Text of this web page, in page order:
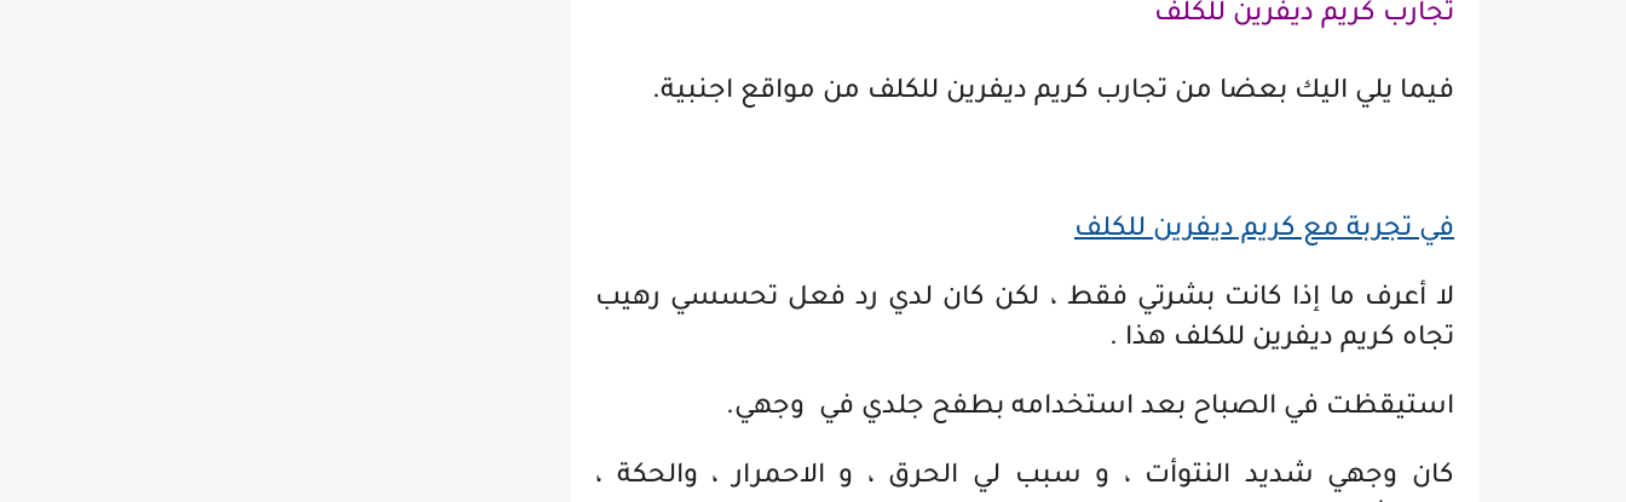
تجارب كريم ديفرين للكلف
فيما يلي اليك بعضا من تجارب كريم ديفرين للكلف من مواقع اجنبية.
في تجربة مع كريم ديفرين للكلف
لا أعرف ما إذا كانت بشرتي فقط ، لكن كان لدي رد فعل تحسسي رهيب
تجاه كريم ديفرين للكلف هذا .
استيقظت في الصباح بعد استخدامه بطفح جلدي في وجهي.
كان وجهي شديد النتوأت ، و سبب لي الحرق ، و الاحمرار ، والحكة ،